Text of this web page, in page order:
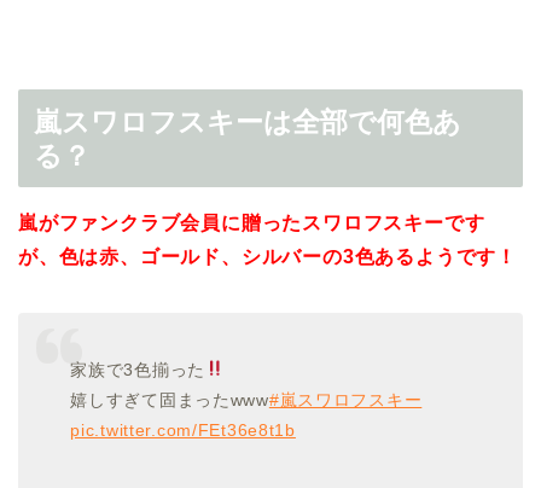
嵐スワロフスキーは全部で何色あ
る？
嵐がファンクラブ会員に贈ったスワロフスキーです
が、色は赤、ゴールド、シルバーの3色あるようです！
家族で3色揃った
嬉しすぎて固まったwww#嵐スワロフスキー
pic.twitter.com/FEt36e8t1b